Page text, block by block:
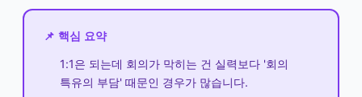
📌 핵심 요약
1:1은 되는데 회의가 막히는 건 실력보다 '회의
특유의 부담' 때문인 경우가 많습니다.